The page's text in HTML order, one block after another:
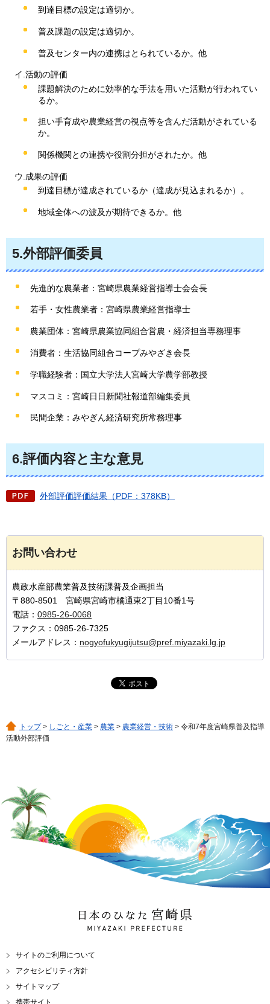
到達目標の設定は適切か。
普及課題の設定は適切か。
普及センター内の連携はとられているか。他
イ.活動の評価
課題解決のために効率的な手法を用いた活動が行われてい
るか。
担い手育成や農業経営の視点等を含んだ活動がされている
か。
関係機関との連携や役割分担がされたか。他
ウ.成果の評価
到達目標が達成されているか（達成が見込まれるか）。
地域全体への波及が期待できるか。他
5.外部評価委員
先進的な農業者：宮崎県農業経営指導士会会長
若手・女性農業者：宮崎県農業経営指導士
農業団体：宮崎県農業協同組合営農・経済担当専務理事
消費者：生活協同組合コープみやざき会長
学職経験者：国立大学法人宮崎大学農学部教授
マスコミ：宮崎日日新聞社報道部編集委員
民間企業：みやぎん経済研究所常務理事
6.評価内容と主な意見
外部評価評価結果（PDF：378KB）
お問い合わせ
農政水産部農業普及技術課普及企画担当
〒880-8501 宮崎県宮崎市橘通東2丁目10番1号
電話： 0985-26-0068
ファクス：0985-26-7325
メールアドレス： nogyofukyugijutsu@pref.miyazaki.lg.jp
トップ> しごと・産業 > 農業 > 農業経営・技術 > 令和7年度宮崎県普及指導
活動外部評価
日本のひなた 宮崎県
MIYAZAKI PREFECTURE
サイトのご利用について
アクセシビリティ方針
サイトマップ
携帯サイト